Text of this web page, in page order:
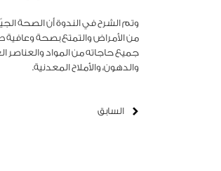
وتم الشرح في الندوة أن الصحة
من الأمراض والتمتع بصحة وعافية
جميع حاجاته من المواد والعناصر
والدهون، والأملاح المعدنية.
السابق